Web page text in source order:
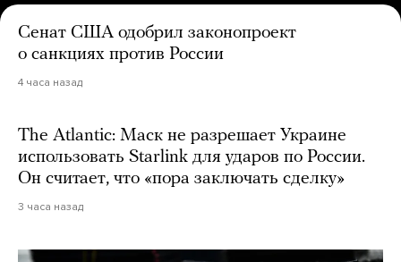
Сенат США одобрил законопроект
о санкциях против России
4 часа назад
The Atlantic: Маск не разрешает Украине
использовать Starlink для ударов по России.
Он считает, что «пора заключать сделку»
3 часа назад